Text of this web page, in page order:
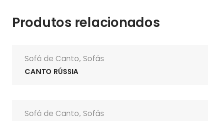
Produtos relacionados
Sofá de Canto, Sofás
CANTO RÚSSIA
Sofá de Canto, Sofás